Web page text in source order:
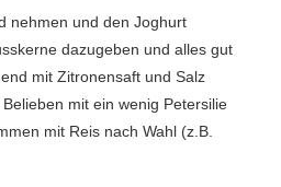
dazugeben und alles gut
mit Zitronensaft und Salz
mit ein wenig Petersilie
mit Reis nach Wahl (z.B.